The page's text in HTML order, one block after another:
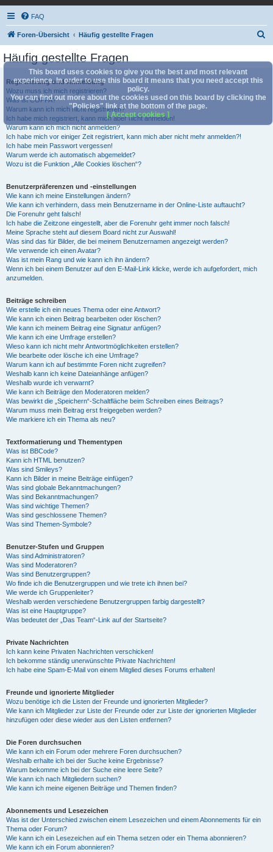
FAQ
Foren-Übersicht Häufig gestellte Fragen
c
Häufig gestellte Fragen
Registrierung und Anmeldung
Wozu muss ich mich registrieren?
Was ist COPPA?
Warum kann ich mich nicht registrieren?
Ich habe mich registriert, kann mich aber nicht anmelden!
Warum kann ich mich nicht anmelden?
Ich habe mich vor einiger Zeit registriert, kann mich aber nicht mehr anmelden?!
Ich habe mein Passwort vergessen!
Warum werde ich automatisch abgemeldet?
Wozu ist die Funktion „Alle Cookies löschen“?
Benutzerpräferenzen und -einstellungen
Wie kann ich meine Einstellungen ändern?
Wie kann ich verhindern, dass mein Benutzername in der Online-Liste auftaucht?
Die Forenuhr geht falsch!
Ich habe die Zeitzone eingestellt, aber die Forenuhr geht immer noch falsch!
Meine Sprache steht auf diesem Board nicht zur Auswahl!
Was sind das für Bilder, die bei meinem Benutzernamen angezeigt werden?
Wie verwende ich einen Avatar?
Was ist mein Rang und wie kann ich ihn ändern?
Wenn ich bei einem Benutzer auf den E-Mail-Link klicke, werde ich aufgefordert, mich
anzumelden.
Beiträge schreiben
Wie erstelle ich ein neues Thema oder eine Antwort?
Wie kann ich einen Beitrag bearbeiten oder löschen?
Wie kann ich meinem Beitrag eine Signatur anfügen?
Wie kann ich eine Umfrage erstellen?
Wieso kann ich nicht mehr Antwortmöglichkeiten erstellen?
Wie bearbeite oder lösche ich eine Umfrage?
Warum kann ich auf bestimmte Foren nicht zugreifen?
Weshalb kann ich keine Dateianhänge anfügen?
Weshalb wurde ich verwarnt?
Wie kann ich Beiträge den Moderatoren melden?
Was bewirkt die „Speichern“-Schaltfläche beim Schreiben eines Beitrags?
Warum muss mein Beitrag erst freigegeben werden?
Wie markiere ich ein Thema als neu?
Textformatierung und Thementypen
Was ist BBCode?
Kann ich HTML benutzen?
Was sind Smileys?
Kann ich Bilder in meine Beiträge einfügen?
Was sind globale Bekanntmachungen?
Was sind Bekanntmachungen?
Was sind wichtige Themen?
Was sind geschlossene Themen?
Was sind Themen-Symbole?
Benutzer-Stufen und Gruppen
Was sind Administratoren?
Was sind Moderatoren?
Was sind Benutzergruppen?
Wo finde ich die Benutzergruppen und wie trete ich ihnen bei?
Wie werde ich Gruppenleiter?
Weshalb werden verschiedene Benutzergruppen farbig dargestellt?
Was ist eine Hauptgruppe?
Was bedeutet der „Das Team“-Link auf der Startseite?
Private Nachrichten
Ich kann keine Privaten Nachrichten verschicken!
Ich bekomme ständig unerwünschte Private Nachrichten!
Ich habe eine Spam-E-Mail von einem Mitglied dieses Forums erhalten!
Freunde und ignorierte Mitglieder
Wozu benötige ich die Listen der Freunde und ignorierten Mitglieder?
Wie kann ich Mitglieder zur Liste der Freunde oder zur Liste der ignorierten Mitglieder
hinzufügen oder diese wieder aus den Listen entfernen?
Die Foren durchsuchen
Wie kann ich ein Forum oder mehrere Foren durchsuchen?
Weshalb erhalte ich bei der Suche keine Ergebnisse?
Warum bekomme ich bei der Suche eine leere Seite?
Wie kann ich nach Mitgliedern suchen?
Wie kann ich meine eigenen Beiträge und Themen finden?
Abonnements und Lesezeichen
Was ist der Unterschied zwischen einem Lesezeichen und einem Abonnements für ein
Thema oder Forum?
Wie kann ich ein Lesezeichen auf ein Thema setzen oder ein Thema abonnieren?
Wie kann ich ein Forum abonnieren?
This board uses cookies to give you the best and most relevant
experience. In order to use this board it means that you need accept this
policy.
You can find out more about the cookies used on this board by clicking the
"Policies" link at the bottom of the page.
[ Accept cookies ]